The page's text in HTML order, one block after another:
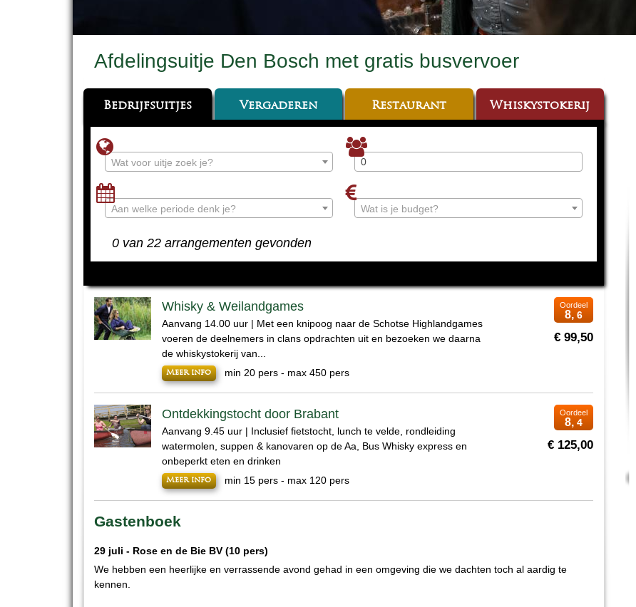
Afdelingsuitje Den Bosch met gratis busvervoer
Bedrijfsuitjes Vergaderen Restaurant Whiskystokerij
Wat voor uitje zoek je?
Aan welke periode denk je? Wat is je budget?
0 van 22 arrangementen gevonden
Whisky & Weilandgames
Aanvang 14.00 uur | Met een knipoog naar de Schotse Highlandgames
voeren de deelnemers in clans opdrachten uit en bezoeken we daarna
de whiskystokerij van...
Meer info min 20 pers - max 450 pers
Oordeel
8, 6
€ 99,50
Ontdekkingstocht door Brabant
Aanvang 9.45 uur | Inclusief fietstocht, lunch te velde, rondleiding
watermolen, suppen & kanovaren op de Aa, Bus Whisky express en
onbeperkt eten en drinken
Meer info min 15 pers - max 120 pers
Oordeel
8, 4
€ 125,00
Gastenboek
29 juli - Rose en de Bie BV (10 pers)
We hebben een heerlijke en verrassende avond gehad in een omgeving die we dachten toch al aardig te
kennen.